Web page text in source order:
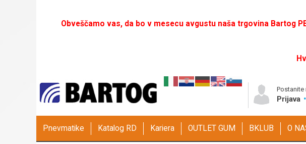
Obveščamo vas, da bo v mesecu avgustu naša trgovina Bartog
Postanite
Prijava
Pnevmatike Katalog RD Kariera OUTLET GUM BKLUB O